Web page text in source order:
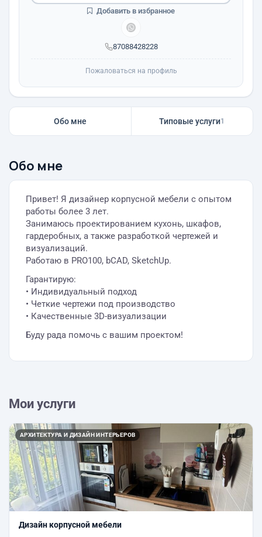
87088428228
Добавить в избранное
Пожаловаться на профиль
Обо мне Типовые услуги1
Обо мне
Привет! Я дизайнер корпусной мебели с опытом
работы более 3 лет.
Занимаюсь проектированием кухонь, шкафов,
гардеробных, а также разработкой чертежей и
визуализаций.
Работаю в PRO100, bCAD, SketchUp.
Гарантирую:
• Индивидуальный подход
• Четкие чертежи под производство
• Качественные 3D-визуализации
Буду рада помочь с вашим проектом!
Мои услуги
АРХИТЕКТУРА И ДИЗАЙН ИНТЕРЬЕРОВ
Дизайн корпусной мебели